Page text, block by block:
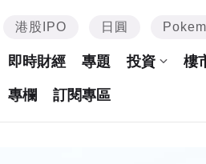
港股IPO 日圓
即時財經 專題 投資 樓
專欄 訂閱專區